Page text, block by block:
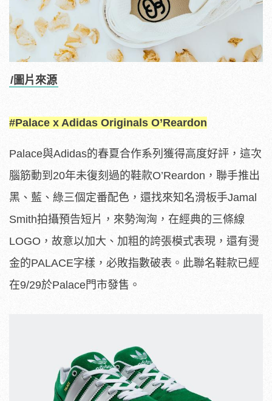
/圖片來源
#Palace x Adidas Originals O’Reardon
Palace與Adidas的春夏合作系列獲得高度好評，這次
腦筋動到20年未復刻過的鞋款O’Reardon，聯手推出
黑、藍、綠三個定番配色，還找來知名滑板手Jamal
Smith拍攝預告短片，來勢洶洶，在經典的三條線
LOGO，故意以加大、加粗的誇張模式表現，還有燙
金的PALACE字樣，必敗指數破表。此聯名鞋款已經
在9/29於Palace門市發售。